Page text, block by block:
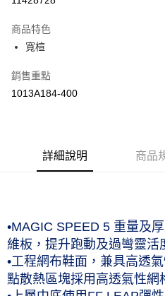
合作金庫商業銀行
華南商業銀行
國泰世華商業銀行
臺灣中小企業銀行
玉山商業銀行
台新國際商業銀行
LINE Pay
運送方式
付款後全家取貨(僅限台灣本島，離
付款後萊爾富取貨(僅限台灣本島
付款後7-11取貨(僅限台灣本島，
作天到貨
每筆NT$60，滿NT$1,000(含以上)
黑貓宅急便 (僅限台灣本島，離島
商品特色
寬楦
銷售重點
1013A184-400
詳細說明 商品
•MAGIC SPEED 5 重量及
維板，提升跑動及過彎靈活
•工程網布鞋面，兼具高透
點散熱區塊採用高透氣性網